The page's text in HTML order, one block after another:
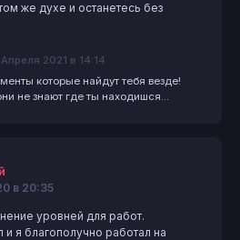
же духе и останетесь без
2021 в 14:14
которые найдут тебя везде!
не знают где ты находишся...
в 20:35
уровней для работ.
я благополучно работал на